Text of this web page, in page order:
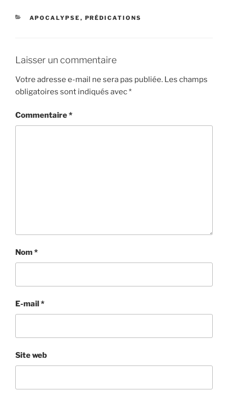
CATÉGORIES
APOCALYPSE , PRÉDICATIONS
Laisser un commentaire
Votre adresse e-mail ne sera pas publiée. Les champs
obligatoires sont indiqués avec*
Commentaire*
Nom*
E-mail *
Site web